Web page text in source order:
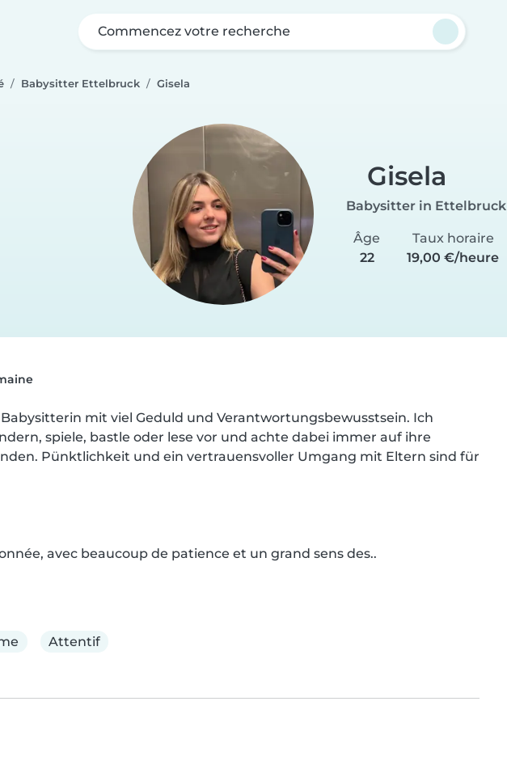
Commencez votre recherche
Babysitter Ettelbruck Gisela
Gisela
Babysitter in Ettelbruck
Âge
22
Taux horaire
19,00 €/heure
mit viel Geduld und Verantwortungsbewusstsein. Ich
spiele, bastle oder lese vor und achte dabei immer auf ihre
Pünktlichkeit und ein vertrauensvoller Umgang mit Eltern sind für
avec beaucoup de patience et un grand sens des..
Attentif